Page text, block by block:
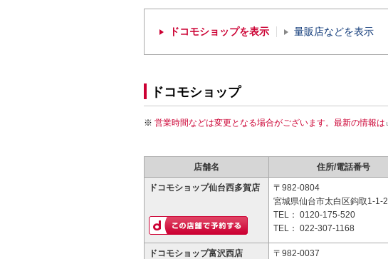
ドコモショップを表示 量販店などを表示
ドコモショップ
営業時間などは変更となる場合がございます。最新の情報は
店舗名 住所/電話番号
ドコモショップ仙台西多賀店
〒982-0804
宮城県仙台市太白区鈎取1-1-2
TEL： 0120-175-520
TEL： 022-307-1168
ドコモショップ富沢西店
〒982-0037